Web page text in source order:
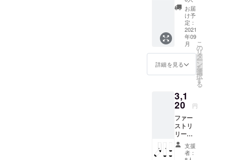
ri Sox」
の3カ
ラー２
サイズ
から１
足をリ
ターン
しま
す。 サ
ないよ
うにお
願いい
たしま
す。サ
イズ違
いによ
る交
お届
け予
定：
2021
年09
月
詳細を見る
こ
の
リ
タ
ー
ン
を
選
択
す
る
3,1
20 円
ファー
ストリ
リース
のソッ
クス。
「Sen
支援
者：